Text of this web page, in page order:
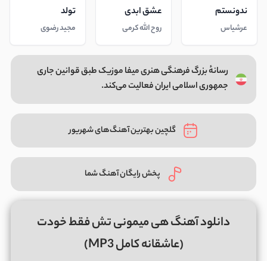
ندونستم
عرشیاس
عشق ابدی
روح الله کرمی
تولد
مجید رضوی
رسانهٔ بزرگ فرهنگی هنری میفا موزیک طبق قوانین جاری
جمهوری اسلامی ایران فعالیت می‌کند.
گلچین بهترین آهنگ‌های شهریور
پخش رایگان آهنگ شما
دانلود آهنگ هی میمونی تش فقط خودت
(عاشقانه کامل MP3)